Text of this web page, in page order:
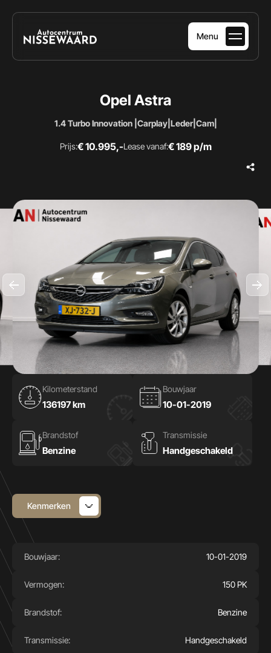
Menu
AANBOD
DIENSTEN
OVER ONS
CONTACT
Opel Astra
1.4 Turbo Innovation |Carplay|Leder|Cam|
Prijs:€ 10.995,-Lease vanaf:€ 189 p/m
Kilometerstand
136197 km
Bouwjaar
10-01-2019
Brandstof
Benzine
Transmissie
Handgeschakeld
Kenmerken
Bouwjaar: 10-01-2019
Vermogen: 150 PK
Brandstof: Benzine
Transmissie: Handgeschakeld